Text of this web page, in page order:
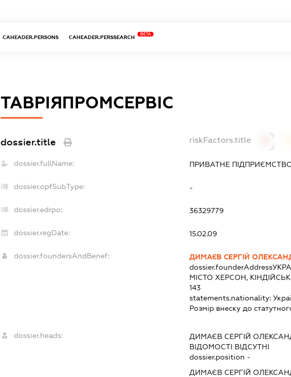
CAHEADER.PERSONS CAHEADER.PERSSEARCH
BETA
ТАВРІЯПРОМСЕРВІС
dossier.title riskFactors.title
dossier.fullName: ПРИВАТНЕ
dossier.opfSubType: -
dossier.edrpo: 36329779
dossier.regDate: 15.02.09
dossier.foundersAndBenef:
ДИМАЄВ СЕРГІЙ
dossier.founderAddress
МІСТО ХЕРСОН,
143
statements.nationality:
Розмір внеску до
dossier.heads: ДИМАЄВ СЕРГІЙ
ВІДОМОСТІ ВІДСУТНІ
dossier.position -
ДИМАЄВ СЕРГІЙ